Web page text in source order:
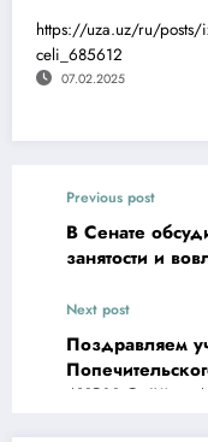
https://uza.uz/ru/posts/
celi_685612
07.02.2025
Previous post
В Сенате
занятости и
Next post
Поздравляем
AYOLI Сайёру